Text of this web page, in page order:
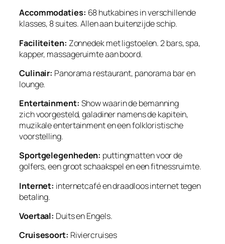
Accommodaties: 68 hutkabines in verschillende
klasses, 8 suites. Allen aan buitenzijde schip.
Faciliteiten: Zonnedek met ligstoelen. 2 bars, spa,
kapper, massageruimte aan boord.
Culinair: Panorama restaurant, panorama bar en
lounge.
Entertainment: Show waarin de bemanning
zich voorgesteld, galadiner namens de kapitein,
muzikale entertainment en een folkloristische
voorstelling.
Sportgelegenheden: puttingmatten voor de
golfers, een groot schaakspel en een fitnessruimte.
Internet: internetcafé en draadloos internet tegen
betaling.
Voertaal: Duits en Engels.
Cruisesoort: Riviercruises